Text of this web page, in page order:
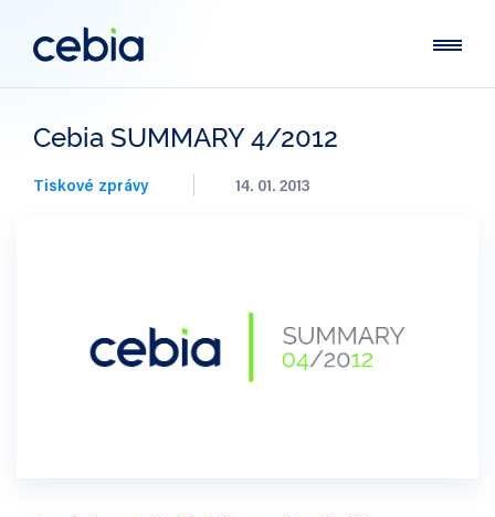
Cebia SUMMARY 4/2012
Tiskové zprávy 14. 01. 2013